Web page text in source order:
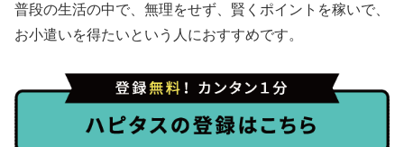
普段の生活の中で、無理をせず、賢くポイントを稼いで、
お小遣いを得たいという人におすすめです。